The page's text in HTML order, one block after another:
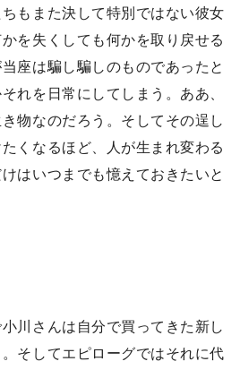
もまた決して特別ではない彼女
を失くしても何かを取り戻せる
座は騙し騙しのものであったと
れを日常にしてしまう。ああ、
物なのだろう。そしてその逞し
くなるほど、人が生まれ変わる
はいつまでも憶えておきたいと
川さんは自分で買ってきた新し
そしてエピローグではそれに代